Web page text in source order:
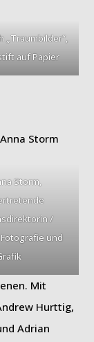
„Traumbilder“,
auf Papier
Storm
Storm,
/
und
Mit
Hurttig,
Adrian